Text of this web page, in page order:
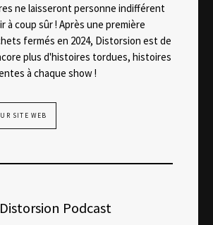
ne laisseront personne indifférent
à coup sûr ! Après une première
fermés en 2024, Distorsion est de
plus d'histoires tordues, histoires
à chaque show !
SITE WEB
Podcast